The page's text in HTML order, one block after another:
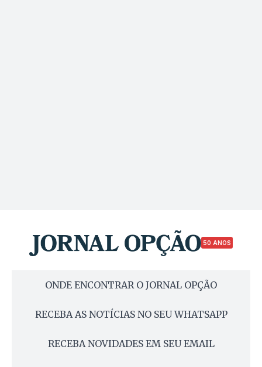
50 ANOS
ONDE ENCONTRAR O JORNAL OPÇÃO
RECEBA AS NOTÍCIAS NO SEU WHATSAPP
RECEBA NOVIDADES EM SEU EMAIL